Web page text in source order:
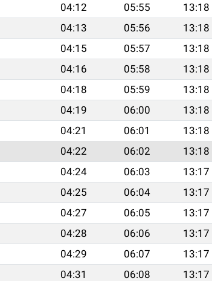
04:12 05:55 13:18
04:13 05:56 13:18
04:15 05:57 13:18
04:16 05:58 13:18
04:18 05:59 13:18
04:19 06:00 13:18
04:21 06:01 13:18
04:22 06:02 13:18
04:24 06:03 13:17
04:25 06:04 13:17
04:27 06:05 13:17
04:28 06:06 13:17
04:29 06:07 13:17
04:31 06:08 13:17